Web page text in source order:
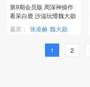
第9期会员版 周深神操作
看呆白鹿 沙溢玩懵魏大勋
嘉宾： 张凌赫 魏大勋
1 2